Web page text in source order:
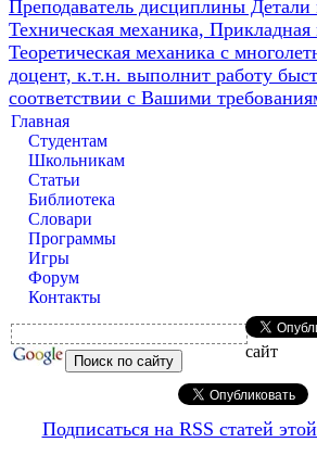
Преподаватель дисциплины
Техническая механика, Прикладная
Теоретическая механика с
доцент, к.т.н. выполнит работу
соответствии с Вашими
Главная
Студентам
Школьникам
Статьи
Библиотека
Словари
Программы
Игры
Форум
Контакты
сайт
Подписаться на RSS статей